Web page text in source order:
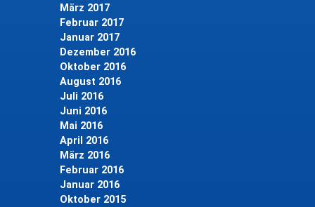
März 2017
Februar 2017
Januar 2017
Dezember 2016
Oktober 2016
August 2016
Juli 2016
Juni 2016
Mai 2016
April 2016
März 2016
Februar 2016
Januar 2016
Oktober 2015